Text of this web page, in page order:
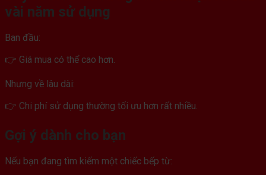
vài năm sử dụng
Ban đầu:
👉 Giá mua có thể cao hơn.
Nhưng về lâu dài:
👉 Chi phí sử dụng thường tối ưu hơn rất nhiều.
Gợi ý dành cho bạn
Nếu bạn đang tìm kiếm một chiếc bếp từ: